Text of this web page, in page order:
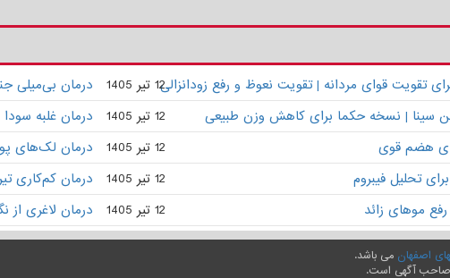
تقویت قوای مردانه | تقویت نعوظ و رفع زودانزالی12 تیر 1405
درمان بی‌میلی
سینا | نسخه حکما برای کاهش وزن طبیعی
12 تیر 1405
درمان غلبه
هضم قوی
12 تیر 1405
درمان لک‌های
تحلیل فیبروم
12 تیر 1405
درمان کم‌کاری
موهای زائد
12 تیر 1405 درمان لاغری از
اصفهان می باشد.
صاحب آگهی است.